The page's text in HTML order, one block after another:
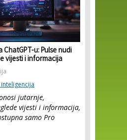
u: Pulse nudi
vijesti i informacija
jutarnje,
vijesti i informacija,
samo Pro